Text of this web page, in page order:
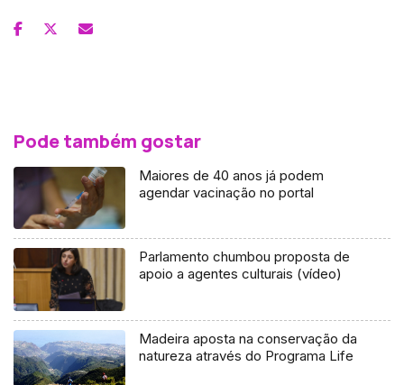
Pode também gostar
Maiores de 40 anos já podem
agendar vacinação no portal
Parlamento chumbou proposta de
apoio a agentes culturais (vídeo)
Madeira aposta na conservação da
natureza através do Programa Life